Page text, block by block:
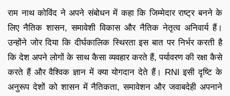
राम नाथ कोविंद ने अपने संबोधन में कहा कि जिम्मेदार राष्ट्र बनने के
लिए नैतिक शासन, समावेशी विकास और नैतिक नेतृत्व अनिवार्य हैं।
उन्होंने जोर दिया कि दीर्घकालिक स्थिरता इस बात पर निर्भर करती है
कि देश अपने लोगों के साथ कैसा व्यवहार करते हैं, पर्यावरण की रक्षा कैसे
करते हैं और वैश्विक ज्ञान में क्या योगदान देते हैं। RNI इसी दृष्टि के
अनुरूप देशों को शासन में नैतिकता, समावेशन और जवाबदेही अपनाने